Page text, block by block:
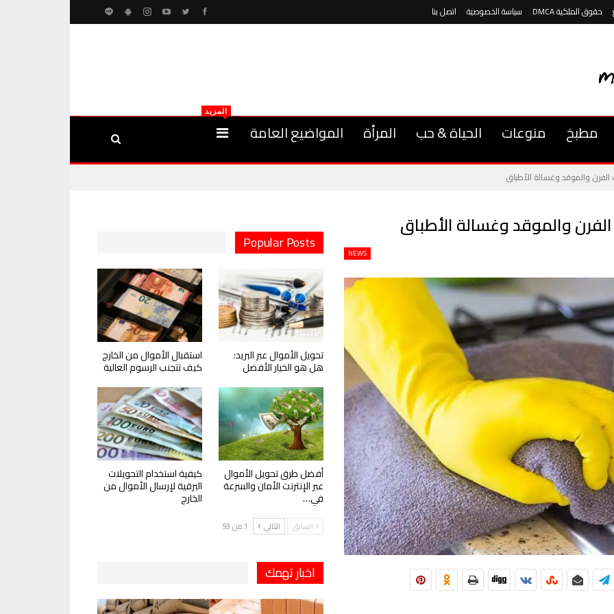
حقوق الملكية DMCA سياسة الخصوصية اتصل بنا
مطبخ منوعات الحياة & حب المرأة المواضيع العامة
المزيد
NEWS
Popular Posts
تحويل الأموال عبر البريد:
هل هو الخيار الأفضل
استقبال الأموال من الخارج
كيف تتجنب الرسوم العالية
أفضل طرق تحويل الأموال
عبر الإنترنت الأمان والسرعة
في…
كيفية استخدام التحويلات
البرقية لإرسال الأموال من
الخارج
السابق التالي 1 من 93
اخبار تهمك